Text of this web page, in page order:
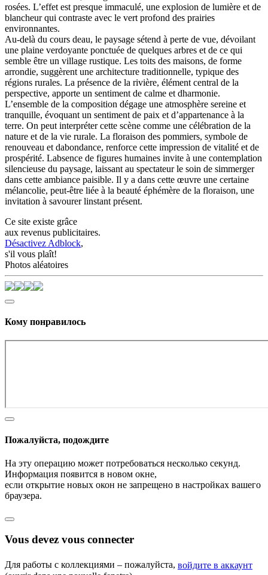
rosées. L’effet est presque immaculé, une explosion de lumière et de
blancheur qui contraste avec le vert profond des prairies
environnantes.
Au-delà du cours deau, le paysage sétend à perte de vue, dévoilant
une plaine verdoyante ponctuée de quelques arbres et de ce qui
semble être un village rustique. Les toits des maisons, de forme
arrondie, suggèrent une architecture traditionnelle, typique des
régions rurales. La présence de la rivière, élément central de la
perspective, apporte un sentiment de calme et dharmonie.
L’ensemble de la composition dégage une atmosphère sereine et
tranquille, évoquant un sentiment de paix et d’appartenance à la
terre. On peut interpréter cette scène comme une célébration de la
nature et de la vie rurale. La floraison des pommiers, symbole de
renouveau et dabondance, renforce cette impression de vitalité et de
prospérité. Labsence de figures humaines invite à une contemplation
silencieuse du paysage, laissant au spectateur le soin de simmerger
dans cette ambiance paisible. Il y a dans cette œuvre une certaine
mélancolie, peut-être liée à la beauté éphémère de la floraison, une
invitation à savourer linstant présent.
Ce site existe grâce
aux revenus publicitaires.
Désactivez Adblock,
s'il vous plaît!
Photos aléatoires
Кому понравилось
Пожалуйста, подождите
На эту операцию может потребоваться несколько секунд.
Информация появится в новом окне,
если открытие новых окон не запрещено в настройках вашего
браузера.
Vous devez vous connecter
Для работы с коллекциями – пожалуйста, войдите в аккаунт